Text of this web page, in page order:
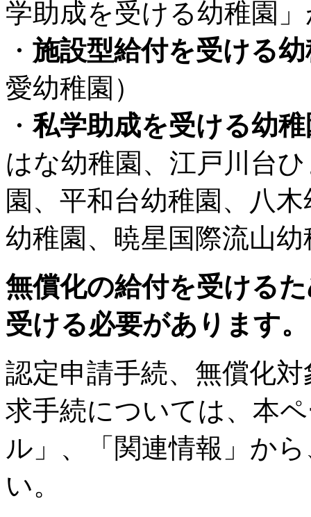
学助成を受ける幼稚園
・ 施設型給付を受ける
愛幼稚園）
・私学助成を受ける幼
はな幼稚園、江戸川台
園、平和台幼稚園、八
幼稚園、暁星国際流山幼
無償化の給付を受ける
受ける必要があります。
認定申請手続、無償化
求手続については、本
ル」、「関連情報」か
い。